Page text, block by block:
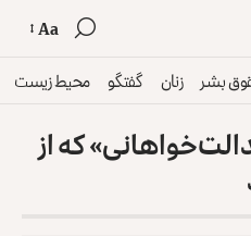
Aa
بشر زنان گفتگو محیط زیست
که از